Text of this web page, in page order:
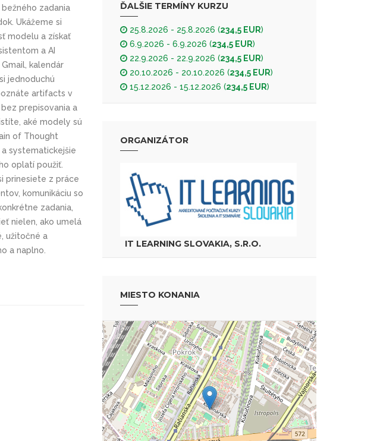
zadania
Ukážeme si
modelu a získať
a AI
kalendár
jednoduchú
artifacts v
prepisovania a
aké modely sú
of Thought
systematickejšie
oplatí použiť.
prinesiete z práce
komunikáciu so
zadania,
nielen, ako umelá
užitočné a
a naplno.
ĎALŠIE TERMÍNY KURZU
25.8.2026 - 25.8.2026 (234,5 EUR)
6.9.2026 - 6.9.2026 (234,5 EUR)
22.9.2026 - 22.9.2026 (234,5 EUR)
20.10.2026 - 20.10.2026 (234,5 EUR)
15.12.2026 - 15.12.2026 (234,5 EUR)
ORGANIZÁTOR
IT LEARNING SLOVAKIA, S.R.O.
MIESTO KONANIA